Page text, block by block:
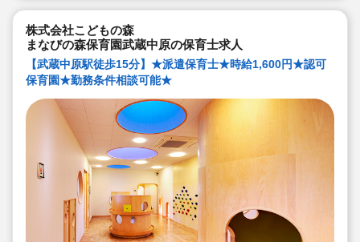
株式会社こどもの森
まなびの森保育園武蔵中原の保育士求人
【武蔵中原駅徒歩15分】★派遣保育士★時給1,600円★認可
保育園★勤務条件相談可能★